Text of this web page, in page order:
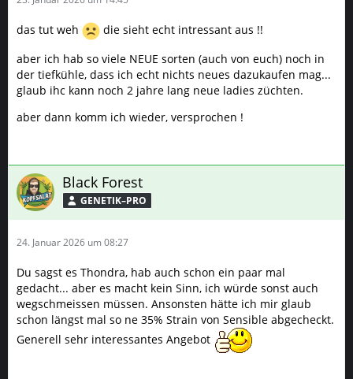
das tut weh
die sieht echt intressant aus !!
aber ich hab so viele NEUE sorten (auch von euch) noch in
der tiefkühle, dass ich echt nichts neues dazukaufen mag...
glaub ihc kann noch 2 jahre lang neue ladies züchten.
aber dann komm ich wieder, versprochen !
Black Forest
GENETIK–PRO
24. Januar 2026 um 08:27
Du sagst es Thondra, hab auch schon ein paar mal
gedacht... aber es macht kein Sinn, ich würde sonst auch
wegschmeissen müssen. Ansonsten hätte ich mir glaub
schon längst mal so ne 35% Strain von Sensible abgecheckt.
Generell sehr interessantes Angebot